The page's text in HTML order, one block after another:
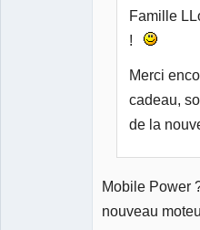
Famille
!
Merci
cadeau,
de la
Mobile Power
nouveau